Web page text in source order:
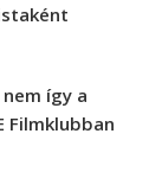
így a
Filmklubban